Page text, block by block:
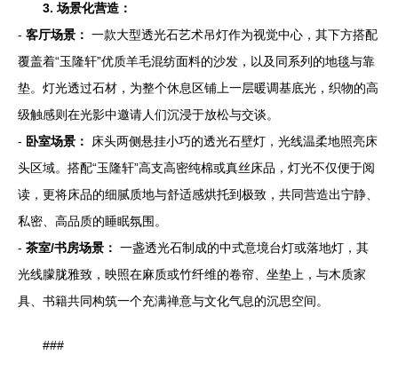
3. 场景化营造：
- 客厅场景： 一款大型透光石艺术吊灯作为视觉中心，其下方搭配
覆盖着“玉隆轩”优质羊毛混纺面料的沙发，以及同系列的地毯与靠
垫。灯光透过石材，为整个休息区铺上一层暖调基底光，织物的高
级触感则在光影中邀请人们沉浸于放松与交谈。
- 卧室场景：
床头两侧悬挂小巧的透光石壁灯，光线温柔地照亮床
头区域。搭配“玉隆轩”高支高密纯棉或真丝床品，灯光不仅便于阅
读，更将床品的细腻质地与舒适感烘托到极致，共同营造出宁静、
私密、高品质的睡眠氛围。
- 茶室/书房场景： 一盏透光石制成的中式意境台灯或落地灯，其
光线朦胧雅致，映照在麻质或竹纤维的卷帘、坐垫上，与木质家
具、书籍共同构筑一个充满禅意与文化气息的沉思空间。
###